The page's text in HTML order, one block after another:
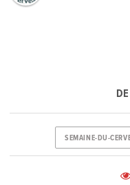
SEMAINE-DU-